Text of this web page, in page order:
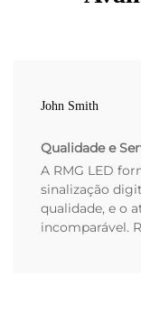
John Smith
Qualidade e
A RMG LED
sinalização
qualidade, e o
incomparável.